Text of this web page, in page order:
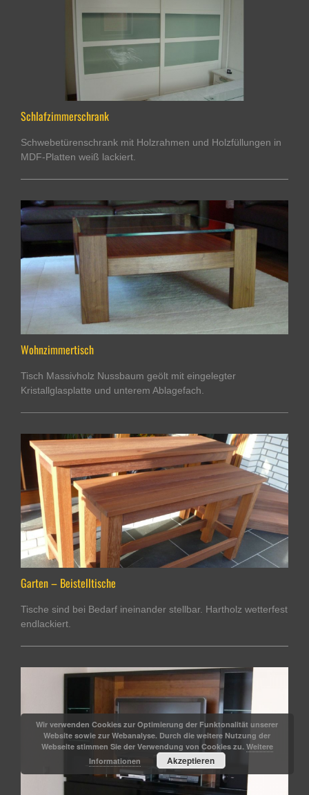
Schlafzimmerschrank
Schwebetürenschrank mit Holzrahmen und Holzfüllungen in
MDF-Platten weiß lackiert.
Wohnzimmertisch
Tisch Massivholz Nussbaum geölt mit eingelegter
Kristallglasplatte und unterem Ablagefach.
Garten – Beistelltische
Tische sind bei Bedarf ineinander stellbar. Hartholz wetterfest
endlackiert.
Wir verwenden Cookies zur Optimierung der Funktonalität unserer
Website sowie zur Webanalyse. Durch die weitere Nutzung der
Webseite stimmen Sie der Verwendung von Cookies zu. Weitere
Informationen
Akzeptieren